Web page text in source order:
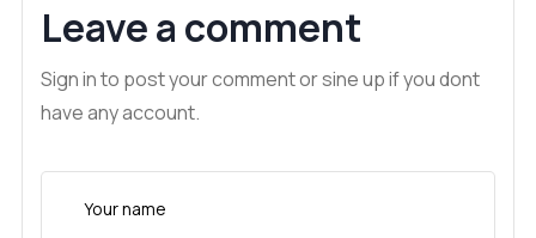
Leave a comment
Sign in to post your comment or sine up if you dont
have any account.